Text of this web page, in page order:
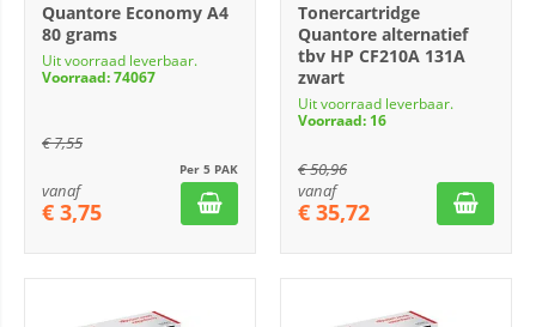
Quantore Economy A4
80 grams
Uit voorraad leverbaar.
Voorraad: 74067
€7,55
Per 5 PAK
vanaf
€ 3,75
Tonercartridge
Quantore alternatief
tbv HP CF210A 131A
zwart
Uit voorraad leverbaar.
Voorraad: 16
€50,96
vanaf
€ 35,72